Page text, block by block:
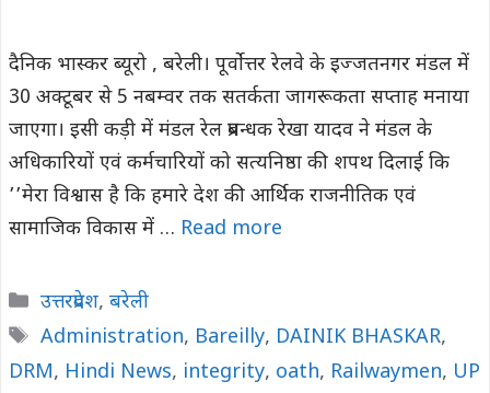
दैनिक भास्कर ब्यूरो , बरेली। पूर्वोत्तर रेलवे के इज्जतनगर मंडल में
30 अक्टूबर से 5 नबम्वर तक सतर्कता जागरूकता सप्ताह मनाया
जाएगा। इसी कड़ी में मंडल रेल प्रबन्धक रेखा यादव ने मंडल के
अधिकारियों एवं कर्मचारियों को सत्यनिष्ठा की शपथ दिलाई कि
’’मेरा विश्वास है कि हमारे देश की आर्थिक राजनीतिक एवं
सामाजिक विकास में … Read more
Categories
उत्तरप्रदेश, बरेली
Tags
Administration, Bareilly, DAINIK BHASKAR,
DRM, Hindi News, integrity, oath, Railwaymen, UP